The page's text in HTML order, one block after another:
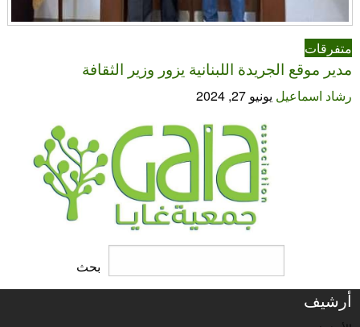
متفرقات
مدير موقع الجريدة اللبنانية يزور وزير الثقافة
رشاد اسماعيل يونيو 27, 2024
بحث
أرشيف